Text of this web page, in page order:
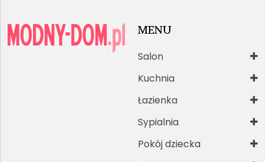
MENU
Salon
Kuchnia
Łazienka
Sypialnia
Pokój dziecka